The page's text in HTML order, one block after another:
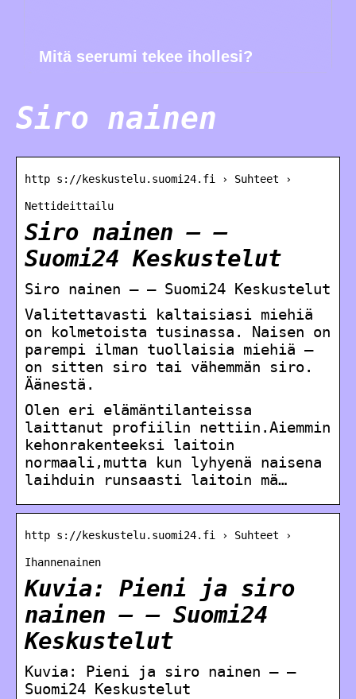
Mitä seerumi tekee ihollesi?
Siro nainen
http s://keskustelu.suomi24.fi › Suhteet ›
Nettideittailu
Siro nainen – –
Suomi24 Keskustelut
Siro nainen – – Suomi24 Keskustelut
Valitettavasti kaltaisiasi miehiä
on kolmetoista tusinassa. Naisen on
parempi ilman tuollaisia miehiä –
on sitten siro tai vähemmän siro.
Äänestä.
Olen eri elämäntilanteissa
laittanut profiilin nettiin.Aiemmin
kehonrakenteeksi laitoin
normaali,mutta kun lyhyenä naisena
laihduin runsaasti laitoin mä…
http s://keskustelu.suomi24.fi › Suhteet ›
Ihannenainen
Kuvia: Pieni ja siro
nainen – – Suomi24
Keskustelut
Kuvia: Pieni ja siro nainen – –
Suomi24 Keskustelut